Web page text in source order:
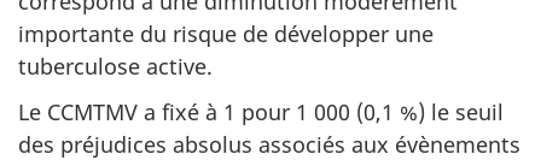
importante du risque de développer une
tuberculose active.
Le CCMTMV a fixé à 1 pour 1 000 (0,1 %) le seuil
des préjudices absolus associés aux évènements